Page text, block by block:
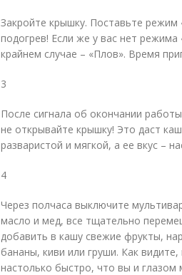
Закройте крышку. Поставьте
подогрев! Если же у вас нет
крайнем случае – «Плов». Время
3
После сигнала об окончании
не открывайте крышку! Это даст
разваристой и мягкой, а ее вкус –
4
Через полчаса выключите
масло и мед, все тщательно
добавить в кашу свежие фрукты,
бананы, киви или груши. Как
настолько быстро, что вы и глазом